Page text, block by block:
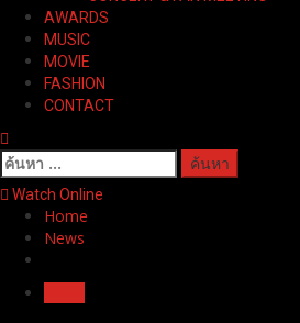
AWARDS
MUSIC
MOVIE
FASHION
CONTACT
ค้นหา
สำหรับ:
Watch Online
Home
News